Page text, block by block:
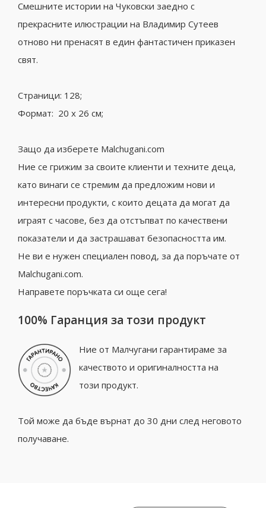
Смешните истории на Чуковски заедно с
прекрасните илюстрации на Владимир Сутеев
отново ни пренасят в един фантастичен приказен
свят.
Страници: 128;
Формат: 20 х 26 см;
Защо да изберете Malchugani.com
Ние се грижим за своите клиенти и техните деца,
като винаги се стремим да предложим нови и
интересни продукти, с които децата да могат да
играят с часове, без да отстъпват по качествени
показатели и да застрашават безопасността им.
Не ви е нужен специален повод, за да поръчате от
Malchugani.com.
Направете поръчката си още сега!
100% Гаранция за този продукт
Ние от Малчугани гарантираме за
качеството и оригиналността на
този продукт.
Той може да бъде върнат до 30 дни след неговото
получаване.